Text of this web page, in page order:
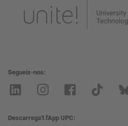
Segueix-nos
Descarrega't l'App UPC